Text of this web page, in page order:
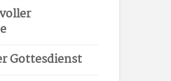
Gottesdienst